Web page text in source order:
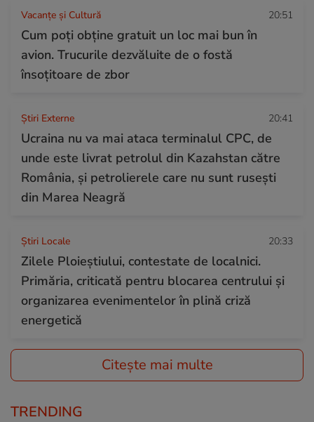
Vacanțe și Cultură 20:51
Cum poți obține gratuit un loc mai bun în
avion. Trucurile dezvăluite de o fostă
însoțitoare de zbor
Știri Externe 20:41
Ucraina nu va mai ataca terminalul CPC, de
unde este livrat petrolul din Kazahstan către
România, și petrolierele care nu sunt rusești
din Marea Neagră
Știri Locale 20:33
Zilele Ploieștiului, contestate de localnici.
Primăria, criticată pentru blocarea centrului și
organizarea evenimentelor în plină criză
energetică
Citește mai multe
TRENDING